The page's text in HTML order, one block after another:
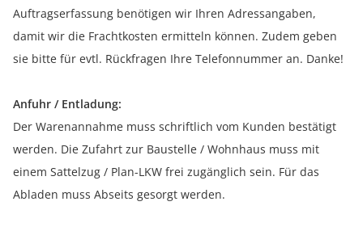
Auftragserfassung benötigen wir Ihren Adressangaben,
damit wir die Frachtkosten ermitteln können. Zudem geben
sie bitte für evtl. Rückfragen Ihre Telefonnummer an. Danke!
Anfuhr / Entladung:
Der Warenannahme muss schriftlich vom Kunden bestätigt
werden. Die Zufahrt zur Baustelle / Wohnhaus muss mit
einem Sattelzug / Plan-LKW frei zugänglich sein. Für das
Abladen muss Abseits gesorgt werden.